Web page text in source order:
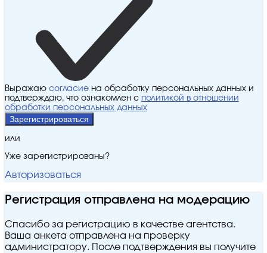
Выражаю согласие на обработку персональных данных и
подтверждаю, что ознакомлен с политикой в отношении
обработки персональных данных
Зарегистрироваться
или
Уже зарегистрированы?
Авторизоваться
Регистрация отправлена на модерацию
Спасибо за регистрацию в качестве агентства.
Ваша анкета отправлена на проверку
администратору. После подтверждения вы получите